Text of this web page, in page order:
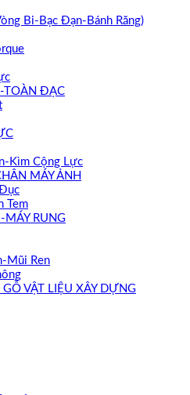
Bi-Bạc Đạn-Bánh Răng)
TOÀN ĐẠC
Kìm Cộng Lực
MÁY ẢNH
Tem
MÁY RUNG
Mũi Ren
VẬT LIỆU XÂY DỰNG